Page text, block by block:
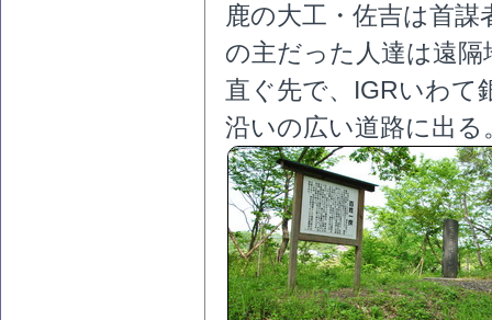
鹿の大工・佐吉は首
の主だった人達は遠
直ぐ先で、IGRいわて
沿いの広い道路に出